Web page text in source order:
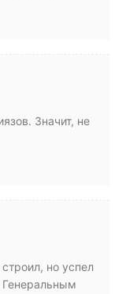
Значит, не
но успел
Генеральным